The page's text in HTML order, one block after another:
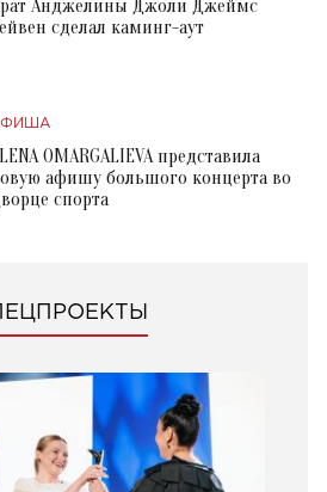
Анджелины Джоли Джеймс
сделал каминг-аут
OMARGALIEVA представила
афишу большого концерта во
спорта